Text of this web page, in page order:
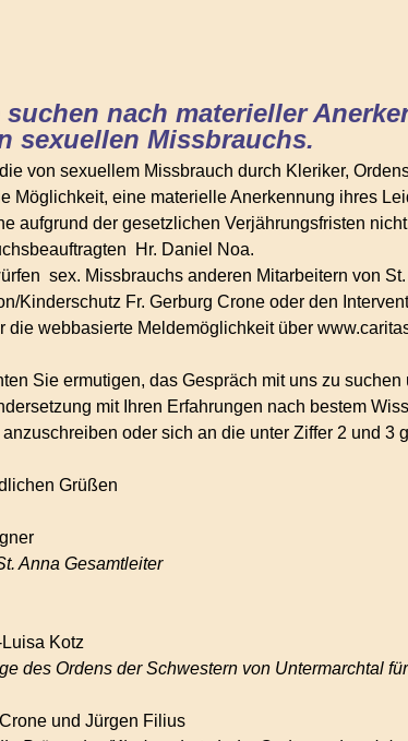
suchen nach materieller
sexuellen Missbrauchs.
von sexuellem Missbrauch durch Kleriker,
Möglichkeit, eine materielle Anerkennung ihres
aufgrund der gesetzlichen Verjährungsfristen
Hr. Daniel Noa.
sex. Missbrauchs anderen Mitarbeitern von
Kinderschutz Fr. Gerburg Crone oder den
die webbasierte Meldemöglichkeit über
Sie ermutigen, das Gespräch mit uns zu
mit Ihren Erfahrungen nach bestem
oder sich an die unter Ziffer 2 und 3
Grüßen
Anna Gesamtleiter
Kotz
des Ordens der Schwestern von Untermarchtal
und Jürgen Filius